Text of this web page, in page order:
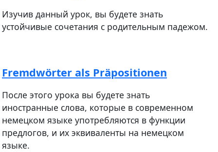
Изучив данный урок, вы будете знать
устойчивые сочетания с родительным падежом.
Fremdwörter als Präpositionen
После этого урока вы будете знать
иностранные слова, которые в современном
немецком языке употребляются в функции
предлогов, и их эквиваленты на немецком
языке.